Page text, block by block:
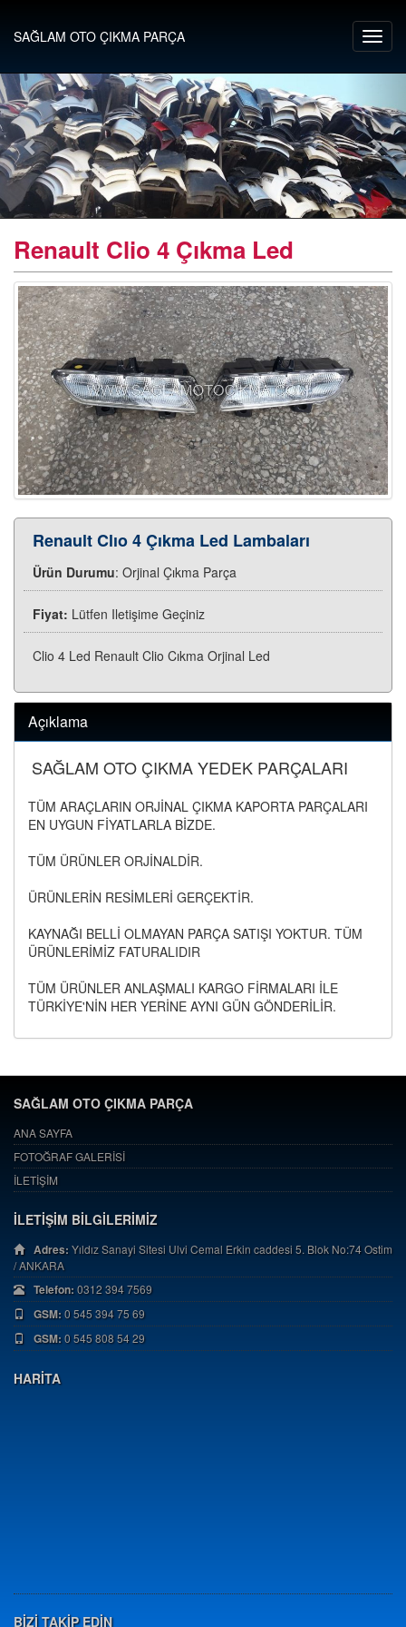
SAĞLAM OTO ÇIKMA PARÇA
Renault Clio 4 Çıkma Led
Renault Clıo 4 Çıkma Led Lambaları
Ürün Durumu: Orjinal Çıkma Parça
Fiyat: Lütfen Iletişime Geçiniz
Clio 4 Led Renault Clio Cıkma Orjinal Led
Açıklama
SAĞLAM OTO ÇIKMA YEDEK PARÇALARI
TÜM ARAÇLARIN ORJİNAL ÇIKMA KAPORTA PARÇALARI
EN UYGUN FİYATLARLA BİZDE.
TÜM ÜRÜNLER ORJİNALDİR.
ÜRÜNLERİN RESİMLERİ GERÇEKTİR.
KAYNAĞI BELLİ OLMAYAN PARÇA SATIŞI YOKTUR. TÜM
ÜRÜNLERİMİZ FATURALIDIR
TÜM ÜRÜNLER ANLAŞMALI KARGO FİRMALARI İLE
TÜRKİYE'NİN HER YERİNE AYNI GÜN GÖNDERİLİR.
SAĞLAM OTO ÇIKMA PARÇA
ANA SAYFA
FOTOĞRAF GALERİSİ
İLETİŞİM
İLETİŞİM BİLGİLERİMİZ
Adres:Yıldız Sanayi Sitesi Ulvi Cemal Erkin caddesi 5. Blok No:74 Ostim
/ ANKARA
Telefon:0312 394 7569
GSM:0 545 394 75 69
GSM:0 545 808 54 29
HARİTA
BİZİ TAKİP EDİN